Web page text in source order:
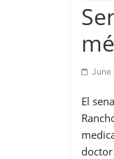
June
El